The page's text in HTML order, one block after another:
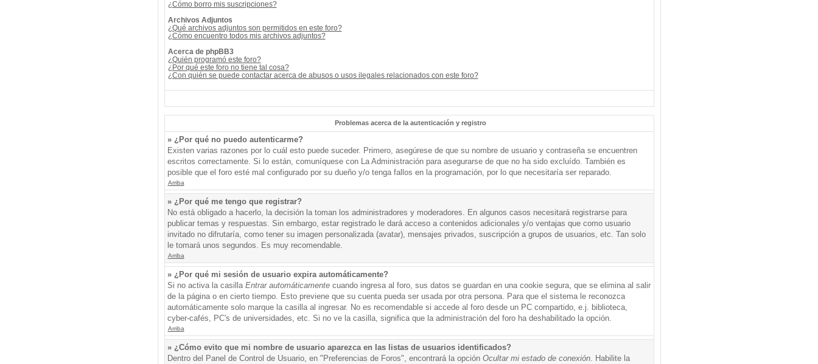
¿Cómo borro mis suscripciones?
Archivos Adjuntos
¿Qué archivos adjuntos son permitidos en este foro?
¿Cómo encuentro todos mis archivos adjuntos?
Acerca de phpBB3
¿Quién programó este foro?
¿Por qué este foro no tiene tal cosa?
¿Con quién se puede contactar acerca de abusos o usos ilegales relacionados con este foro?
Problemas acerca de la autenticación y registro
» ¿Por qué no puedo autenticarme?
Existen varias razones por lo cuál esto puede suceder. Primero, asegúrese de que su nombre de usuario y contraseña se encuentren
escritos correctamente. Si lo están, comuníquese con La Administración para asegurarse de que no ha sido excluído. También es
posible que el foro esté mal configurado por su dueño y/o tenga fallos en la programación, por lo que necesitaría ser reparado.
Arriba
» ¿Por qué me tengo que registrar?
No está obligado a hacerlo, la decisión la toman los administradores y moderadores. En algunos casos necesitará registrarse para
publicar temas y respuestas. Sin embargo, estar registrado le dará acceso a contenidos adicionales y/o ventajas que como usuario
invitado no difrutaría, como tener su imagen personalizada (avatar), mensajes privados, suscripción a grupos de usuarios, etc. Tan solo
le tomará unos segundos. Es muy recomendable.
Arriba
» ¿Por qué mi sesión de usuario expira automáticamente?
Si no activa la casilla Entrar automáticamentecuando ingresa al foro, sus datos se guardan en una cookie segura, que se elimina al salir
de la página o en cierto tiempo. Esto previene que su cuenta pueda ser usada por otra persona. Para que el sistema le reconozca
automáticamente solo marque la casilla al ingresar. No es recomendable si accede al foro desde un PC compartido, e.j. biblioteca,
cyber-cafés, PC's de universidades, etc. Si no ve la casilla, significa que la administración del foro ha deshabilitado la opción.
Arriba
» ¿Cómo evito que mi nombre de usuario aparezca en las listas de usuarios identificados?
Dentro del Panel de Control de Usuario, en "Preferencias de Foros", encontrará la opción Ocultar mi estado de conexión. Habilite la